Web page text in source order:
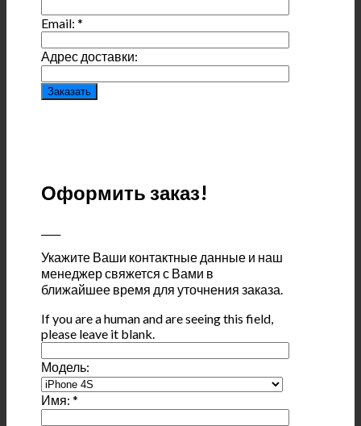
Email:*
Адрес доставки:
Оформить заказ!
Укажите Ваши контактные данные и наш
менеджер свяжется с Вами в
ближайшее время для уточнения заказа.
If you are a human and are seeing this field,
please leave it blank.
Модель:
Имя:*